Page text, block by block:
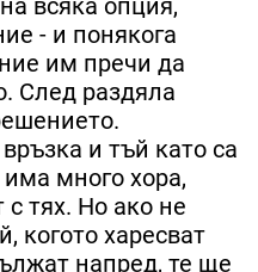
всяка опция,
- и понякога
им пречи да
След раздяла
и тъй като са
много хора,
с тях. Но ако не
когото харесват
напред, те ще